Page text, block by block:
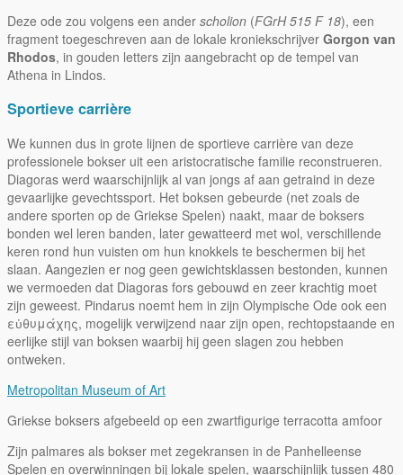
Deze ode zou volgens een ander scholion (FGrH 515 F 18), een
fragment toegeschreven aan de lokale kroniekschrijver Gorgon van
Rhodos, in gouden letters zijn aangebracht op de tempel van
Athena in Lindos.
Sportieve carrière
We kunnen dus in grote lijnen de sportieve carrière van deze
professionele bokser uit een aristocratische familie reconstrueren.
Diagoras werd waarschijnlijk al van jongs af aan getraind in deze
gevaarlijke gevechtssport. Het boksen gebeurde (net zoals de
andere sporten op de Griekse Spelen) naakt, maar de boksers
bonden wel leren banden, later gewatteerd met wol, verschillende
keren rond hun vuisten om hun knokkels te beschermen bij het
slaan. Aangezien er nog geen gewichtsklassen bestonden, kunnen
we vermoeden dat Diagoras fors gebouwd en zeer krachtig moet
zijn geweest. Pindarus noemt hem in zijn Olympische Ode ook een
εὐθυμάχης, mogelijk verwijzend naar zijn open, rechtopstaande en
eerlijke stijl van boksen waarbij hij geen slagen zou hebben
ontweken.
Metropolitan Museum of Art
Griekse boksers afgebeeld op een zwartfigurige terracotta amfoor
Zijn palmares als bokser met zegekransen in de Panhelleense
Spelen en overwinningen bij lokale spelen, waarschijnlijk tussen 480